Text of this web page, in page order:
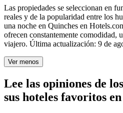
Las propiedades se seleccionan en
reales y de la popularidad entre los
una noche en Quinches en
ofrecen constantemente comodidad,
viajero. Última actualización: 9 de
Ver menos
Lee las opiniones de
sus hoteles favoritos